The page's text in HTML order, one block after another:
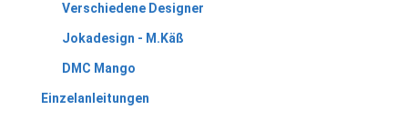
Verschiedene Designer
Jokadesign - M.Käß
DMC Mango
Einzelanleitungen